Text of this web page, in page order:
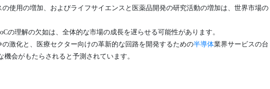
使用の増加、およびライフサイエンスと医薬品開発の研究活動の増加は、世界市場の
の理解の欠如は、全体的な市場の成長を遅らせる可能性があります。
激化と、医療セクター向けの革新的な回路を開発するための半導体業界サービスの台
会がもたらされると予測されています。